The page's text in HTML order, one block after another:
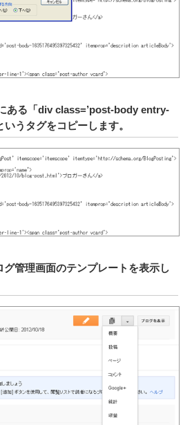
ある「div class=’post-body entry-
いうタグをコピーします。
管理画面のテンプレートを表示し